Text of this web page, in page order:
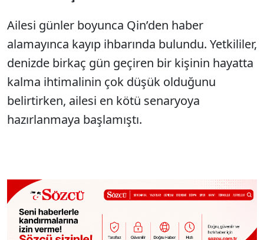
Ailesi günler boyunca Qin’den haber
alamayınca kayıp ihbarında bulundu. Yetkililer,
denizde birkaç gün geçiren bir kişinin hayatta
kalma ihtimalinin çok düşük olduğunu
belirtirken, ailesi en kötü senaryoya
hazırlanmaya başlamıştı.